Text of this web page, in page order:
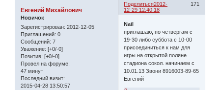
Поделиться 171
2012-
12-29 12:40:18
Евгений Михайлович
Новичок
Зарегистрирован: 2012-12-05
Приглашений: 0
Сообщений: 7
Уважение: [+0/-0]
Позитив: [+0/-0]
Провел на форуме:
47 минут
Последний визит:
2015-04-28 13:50:57
Nail
приглашаю, по четвергам с
19-30 либо суббота с 10-00
присоединиться к нам для
игры на открытой поляне
стадиона сокол. начинаем с
10.01.13 Звони 8916003-89-65
Евгений